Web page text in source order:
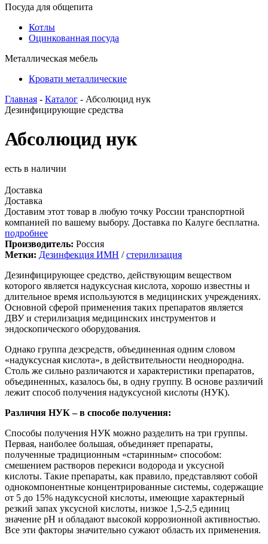
Посуда для общепита
Котлы
Оцинкованная посуда
Металлическая мебель
Кровати металлические
Главная - Каталог - Абсолюцид нук
Дезинфицирующие средства
Абсолюцид нук
есть в наличии
Доставка
Доставка
Доставим этот товар в любую точку России транспортной
компанией по вашему выбору. Доставка по Калуге бесплатна.
подробнее
Производитель: Россия
Метки: Дезинфекция ИМН /стерилизация
Дезинфицирующее средство, действующим веществом
которого является надуксусная кислота, хорошо известны и
длительное время используются в медицинских учреждениях.
Основной сферой применения таких препаратов является
ДВУ и стерилизация медицинских инструментов и
эндоскопического оборудования.
Однако группа дезсредств, объединенная одним словом
«надуксусная кислота», в действительности неоднородна.
Столь же сильно различаются и характеристики препаратов,
объединенных, казалось бы, в одну группу. В основе различий
лежит способ получения надуксусной кислоты (НУК).
Различия НУК – в способе получения:
Способы получения НУК можно разделить на три группы.
Первая, наиболее большая, объединяет препараты,
полученные традиционным «старинным» способом:
смешением растворов перекиси водорода и уксусной
кислоты. Такие препараты, как правило, представляют собой
однокомпонентные концентрированные системы, содержащие
от 5 до 15% надуксусной кислоты, имеющие характерный
резкий запах уксусной кислоты, низкое 1,5-2,5 единиц
значение рН и обладают высокой коррозионной активностью.
Все эти факторы значительно сужают область их применения.